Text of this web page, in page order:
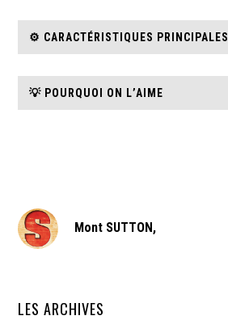
⚙️ CARACTÉRISTIQUES PRINCIPALES
💡 POURQUOI ON L’AIME
Mont SUTTON,
LES ARCHIVES